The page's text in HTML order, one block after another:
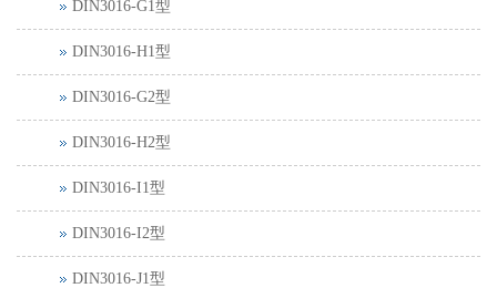
DIN3016-G1型
DIN3016-H1型
DIN3016-G2型
DIN3016-H2型
DIN3016-I1型
DIN3016-I2型
DIN3016-J1型